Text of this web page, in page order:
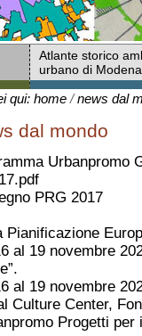
Atlante storico
urbano di Modena
qui: home /news dal
dal mondo
Urbanpromo
PRG 2017
Pianificazione
al 19 novembre
al 19 novembre
Culture Center,
Progetti per